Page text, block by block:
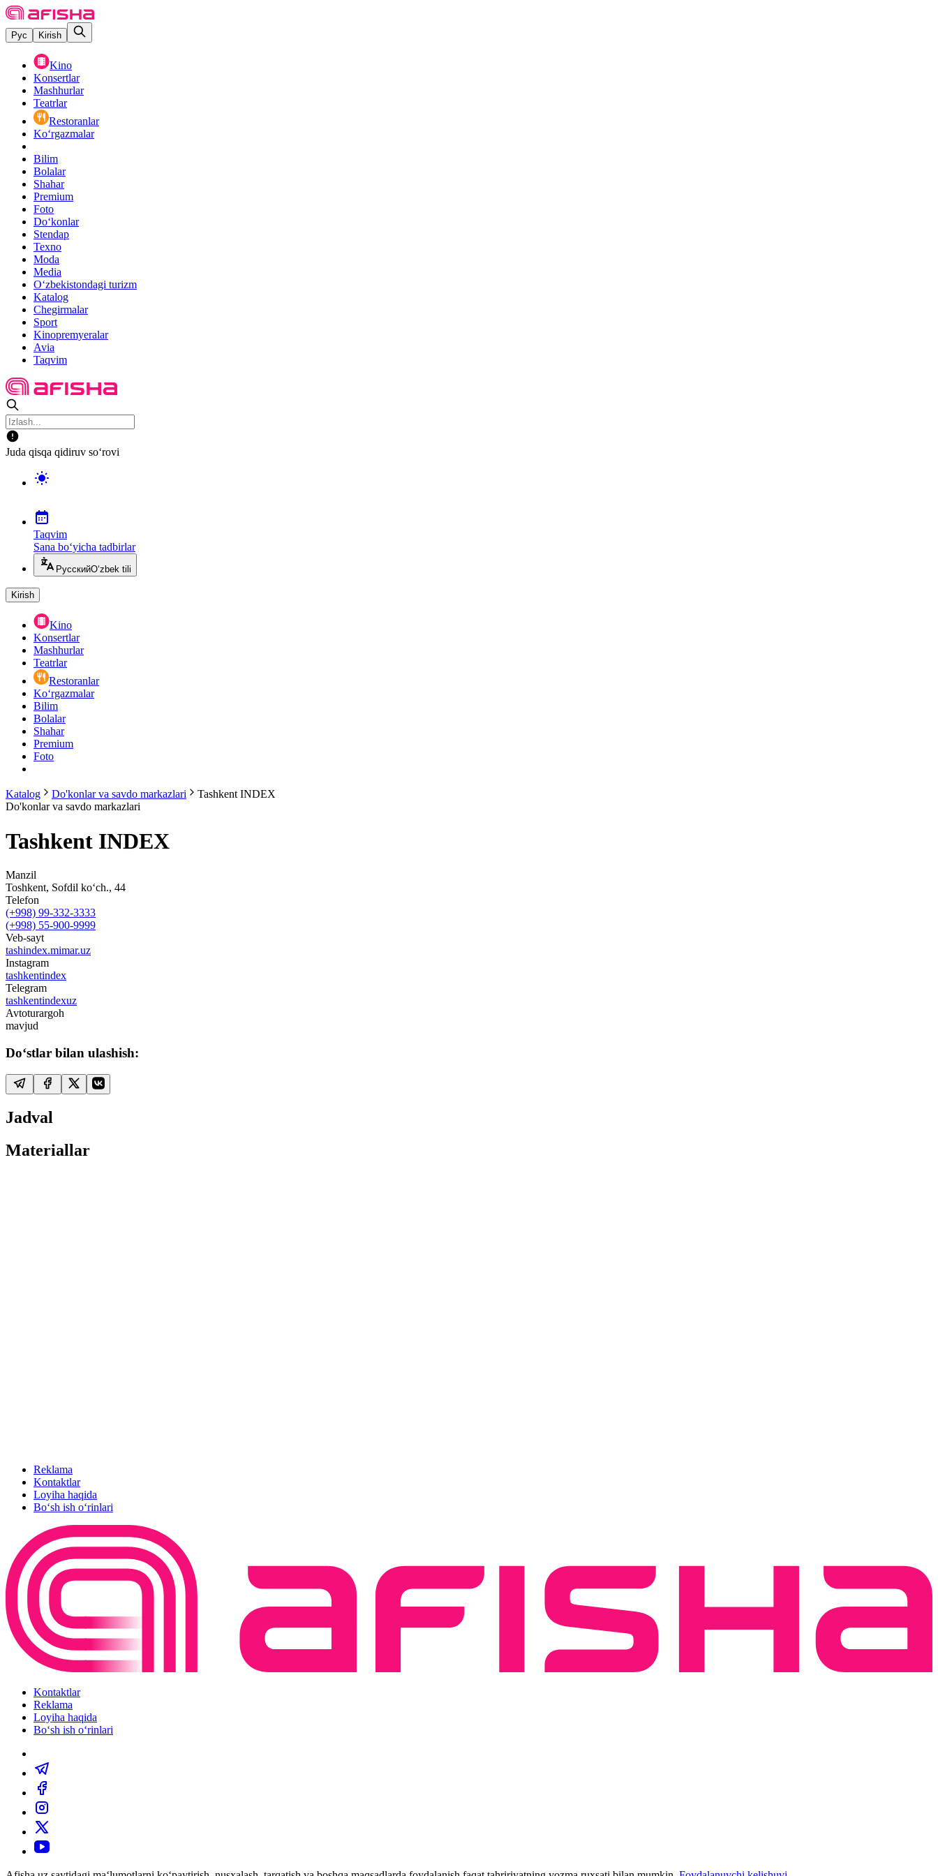
Рус Kirish
Kino
Konsertlar
Mashhurlar
Teatrlar
Restoranlar
Ko‘rgazmalar
Bilim
Bolalar
Shahar
Premium
Foto
Do‘konlar
Stendap
Texno
Moda
Media
O‘zbekistondagi turizm
Katalog
Chegirmalar
Sport
Kinopremyeralar
Avia
Taqvim
Juda qisqa qidiruv so‘rovi
Taqvim
Sana bo‘yicha tadbirlar
РусскийO‘zbek tili
Kirish
Kino
Konsertlar
Mashhurlar
Teatrlar
Restoranlar
Ko‘rgazmalar
Bilim
Bolalar
Shahar
Premium
Foto
Katalog Do'konlar va savdo markazlari
Tashkent INDEX
Do'konlar va savdo markazlari
Tashkent INDEX
Manzil
Toshkent, Sofdil ko‘ch., 44
Telefon
(+998) 99-332-3333
(+998) 55-900-9999
Veb-sayt
tashindex.mimar.uz
Instagram
tashkentindex
Telegram
tashkentindexuz
Avtoturargoh
mavjud
Do‘stlar bilan ulashish:
Jadval
Materiallar
Reklama
Kontaktlar
Loyiha haqida
Bo‘sh ish o‘rinlari
Kontaktlar
Reklama
Loyiha haqida
Bo‘sh ish o‘rinlari